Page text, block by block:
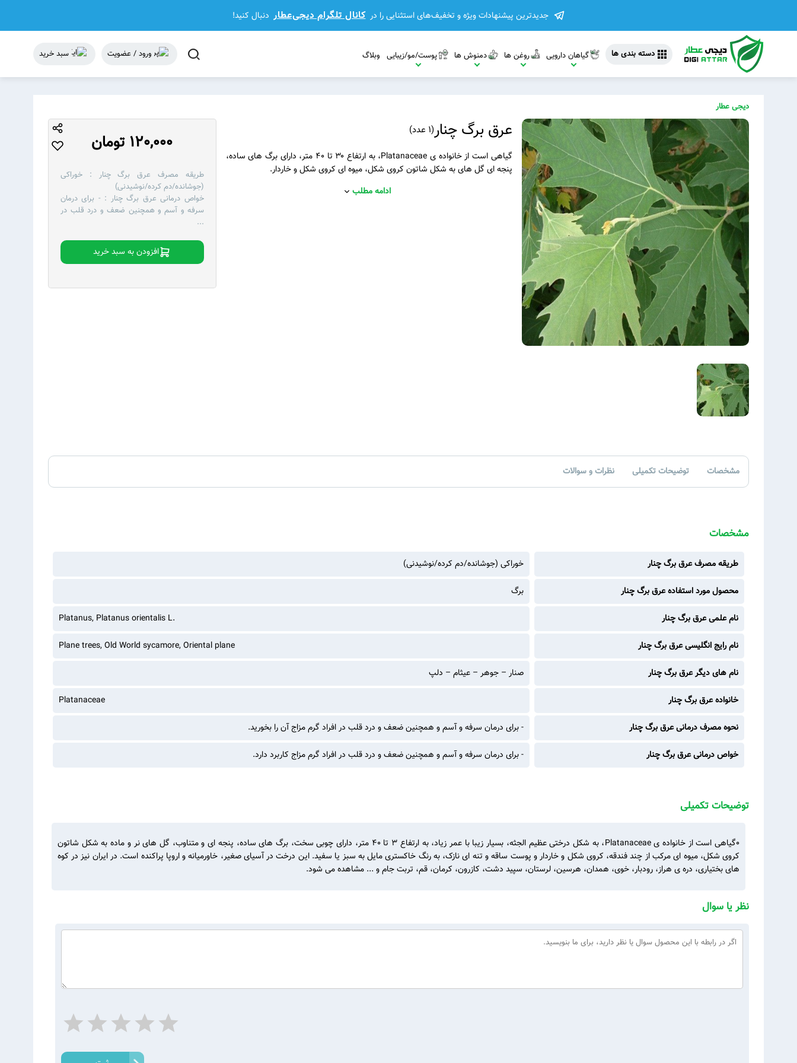
جدیدترین پیشنهادات ویژه و تخفیف‌های استثنایی را در کانال تلگرام دیجی‌عطار دنبال کنید!
دسته بندی ها گیاهان دارویی
مشاهده بیشتر
روغن ها دمنوش ها پوست/مو/زیبایی وبلاگ ورود / عضویت سبد خرید
دیجی عطار
عرق برگ چنار(1 عدد )
گیاهی است از خانواده ی Platanaceae، به ارتفاع ۳۰ تا ۴۰ متر، دارای برگ های ساده،
پنجه ای گل های به شکل شاتون کروی شکل، میوه ای کروی شکل و خاردار.
ادامه مطلب
120,000 تومان
طریقه مصرف عرق برگ چنار : خوراکی
(جوشانده/دم کرده/نوشیدنی)
خواص درمانی عرق برگ چنار : - برای درمان
سرفه و آسم و همچنین ضعف و درد قلب در
...
افزودن به سبد خرید
مشخصات توضیحات تکمیلی نظرات و سوالات
مشخصات
طریقه مصرف عرق برگ چنار خوراکی (جوشانده/دم کرده/نوشیدنی)
محصول مورد استفاده عرق برگ چنار برگ
نام علمی عرق برگ چنار Platanus, Platanus orientalis L.
نام رایج انگلیسی عرق برگ چنار Plane trees, Old World sycamore, Oriental plane
نام های دیگر عرق برگ چنار صنار – جوهر – عیثام – دلپ
خانواده عرق برگ چنار Platanaceae
نحوه مصرف درمانی عرق برگ چنار - برای درمان سرفه و آسم و همچنین ضعف و درد قلب در افراد گرم مزاج آن را بخورید.
خواص درمانی عرق برگ چنار - برای درمان سرفه و آسم و همچنین ضعف و درد قلب در افراد گرم مزاج کاربرد دارد.
توضیحات تکمیلی
۰گیاهی است از خانواده ی Platanaceae، به شکل درختی عظیم الجثه، بسیار زیبا با عمر زیاد، به ارتفاع ۳ تا ۴۰ متر، دارای چوبی سخت، برگ های ساده، پنجه ای و متناوب، گل های نر و ماده به شکل شاتون
کروی شکل، میوه ای مرکب از چند فندقه، کروی شکل و خاردار و پوست ساقه و تنه ای نازک، به رنگ خاکستری مایل به سبز یا سفید. این درخت در آسیای صغیر، خاورمیانه و اروپا پراکنده است. در ایران نیز در کوه
های بختیاری، دره ی هراز، رودبار، خوی، همدان، هرسین، لرستان، سپید دشت، کازرون، کرمان، قم، تربت جام و ... مشاهده می شود.
نظر یا سوال